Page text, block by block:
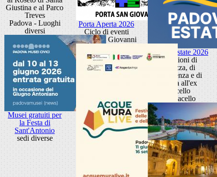
Giustina e al Parco
Treves
Padova - Luoghi
diversi
Porta Aperta 2026
Ciclo di eventi
Porta San Giovanni
Padova Estate 2026
Occasioni di
bellezza, di
conoscenza e di
cultura all'ex
Macello
Ex Macello
Musei gratuiti per
la Festa di
Sant'Antonio
sedi diverse